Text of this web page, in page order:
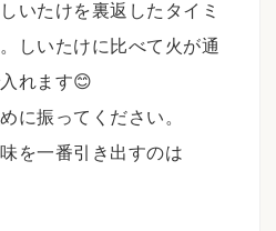
いたけを裏返したタイミ
しいたけに比べて火が通
れます😊
に振ってください。
を一番引き出すのは